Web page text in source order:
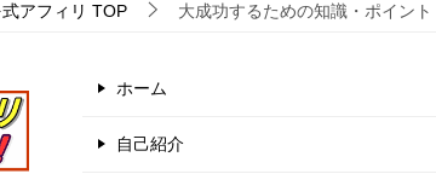
アフィリ TOP 大成功するための知識・ポイント
ホーム
自己紹介